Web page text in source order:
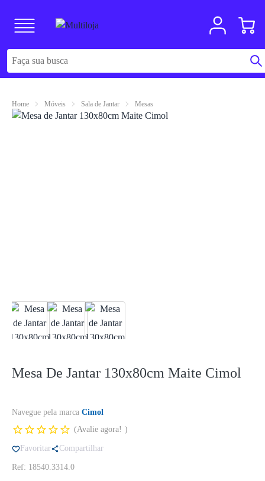
Home Móveis Sala de Jantar Mesas
Mesa De Jantar 130x80cm Maite Cimol
Navegue pela marca Cimol
Avalie agora!
Favoritar Compartilhar
Ref: 18540.3314.0